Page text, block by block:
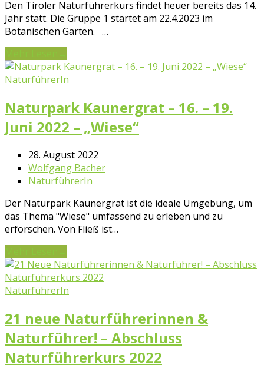
Den Tiroler Naturführerkurs findet heuer bereits das 14.
Jahr statt. Die Gruppe 1 startet am 22.4.2023 im
Botanischen Garten. …
NaturführerIn
Naturpark Kaunergrat – 16. – 19.
Juni 2022 – „Wiese“
28. August 2022
Wolfgang Bacher
NaturführerIn
Der Naturpark Kaunergrat ist die ideale Umgebung, um
das Thema "Wiese" umfassend zu erleben und zu
erforschen. Von Fließ ist…
NaturführerIn
21 neue Naturführerinnen &
Naturführer! – Abschluss
Naturführerkurs 2022